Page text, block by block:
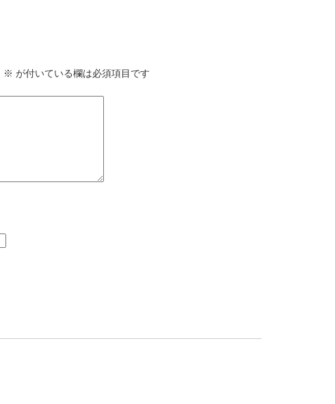
※ が付いている欄は必須項目です